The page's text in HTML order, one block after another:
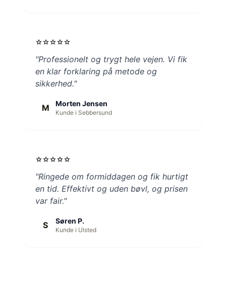
starstarstarstarstar
"Professionelt og trygt hele vejen. Vi fik
en klar forklaring på metode og
sikkerhed."
M Morten Jensen
Kunde i Sebbersund
starstarstarstarstar
"Ringede om formiddagen og fik hurtigt
en tid. Effektivt og uden bøvl, og prisen
var fair."
S Søren P.
Kunde i Ulsted